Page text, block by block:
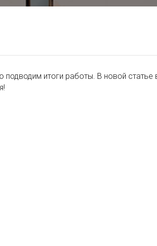
подводим итоги работы. В новой статье